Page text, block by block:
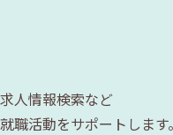
人情報検索など
活動をサポートします。